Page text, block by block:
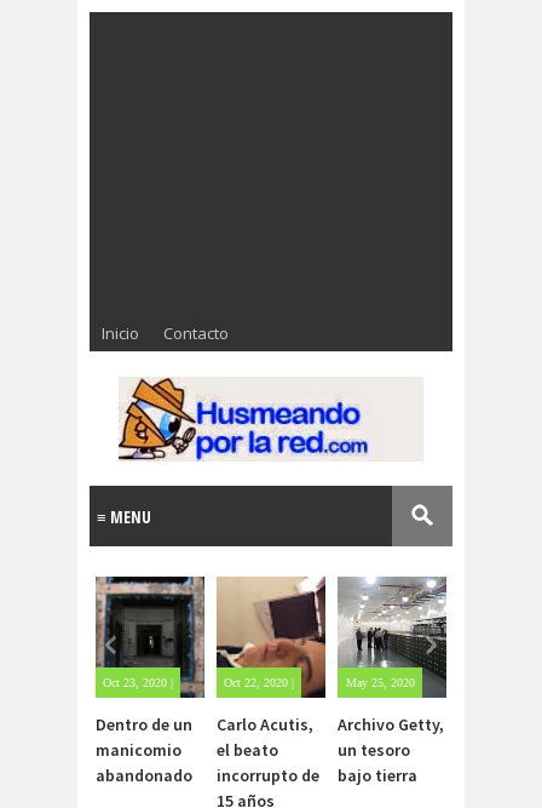
Inicio Contacto
Oct 23, 2020 |
Dentro de un
manicomio
abandonado
Oct 22, 2020 |
Carlo Acutis,
el beato
incorrupto de
May 25, 2020
Archivo Getty,
un tesoro
bajo tierra
Apr 25, 2022 |
Mujer
sobrevive 6
días atrapada